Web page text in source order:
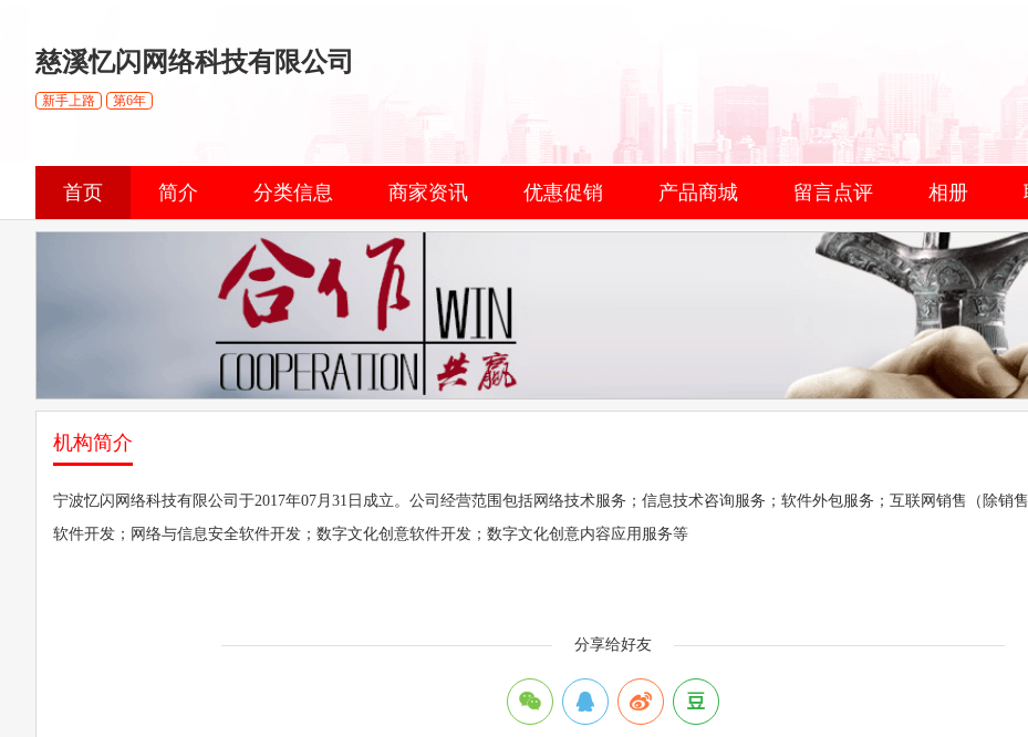
慈溪忆闪网络科技有限公司
新手上路 第6年
首页 简介 分类信息 商家资讯 优惠促销 产品商城 留言点评 相册
机构简介
宁波忆闪网络科技有限公司于2017年07月31日成立。公司经营范围包括网络技术服务；信息技术咨询服务；软件外包服务；互联网销售（除销
软件开发；网络与信息安全软件开发；数字文化创意软件开发；数字文化创意内容应用服务等
分享给好友